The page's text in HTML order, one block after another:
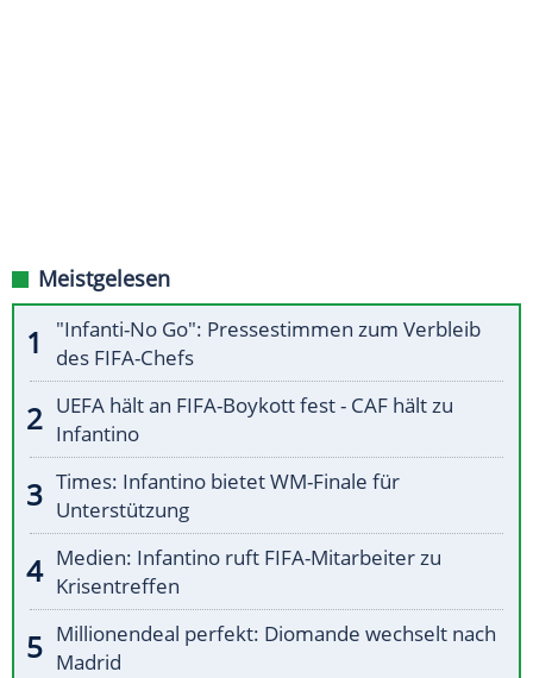
Meistgelesen
"Infanti-No Go": Pressestimmen zum Verbleib
des FIFA-Chefs
UEFA hält an FIFA-Boykott fest - CAF hält zu
Infantino
Times: Infantino bietet WM-Finale für
Unterstützung
Medien: Infantino ruft FIFA-Mitarbeiter zu
Krisentreffen
Millionendeal perfekt: Diomande wechselt nach
Madrid